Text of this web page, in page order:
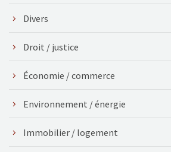
Divers
Droit / justice
Économie / commerce
Environnement / énergie
Immobilier / logement